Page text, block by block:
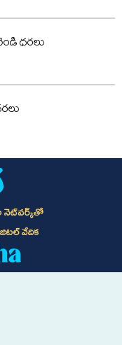
ధరలు
నెట్‌వర్క్‌తో
వేదిక